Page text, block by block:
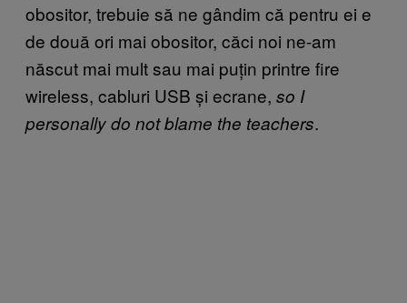
obositor, trebuie să ne gândim că pentru ei e
de două ori mai obositor, căci noi ne-am
născut mai mult sau mai puțin printre fire
wireless, cabluri USB și ecrane, so I
personally do not blame the teachers.